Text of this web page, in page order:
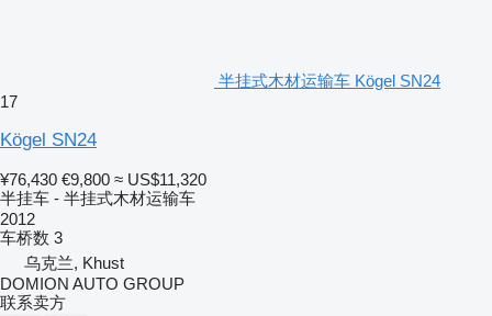
半挂式木材运输车 Kögel SN24
17
Kögel SN24
¥76,430 €9,800 ≈ US$11,320
半挂车 - 半挂式木材运输车
2012
车桥数 3
乌克兰, Khust
DOMION AUTO GROUP
联系卖方